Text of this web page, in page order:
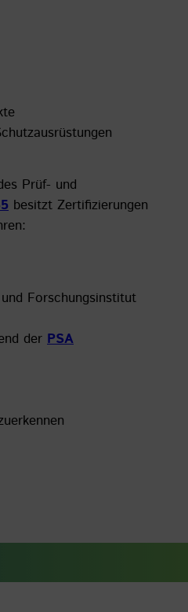
Prüf- und
besitzt Zertifizierungen
Forschungsinstitut
der PSA